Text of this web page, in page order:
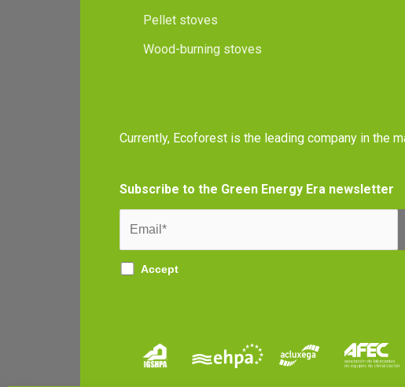
Pellet stoves
Wood-burning stoves
Currently, Ecoforest is the leading company in the
Subscribe to the Green Energy Era newsletter
Accept